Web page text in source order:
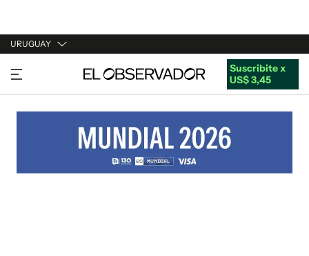
URUGUAY
URUGUAY
ARGENTINA
ESTADOS UNIDOS
Suscribite x
US$ 3,45